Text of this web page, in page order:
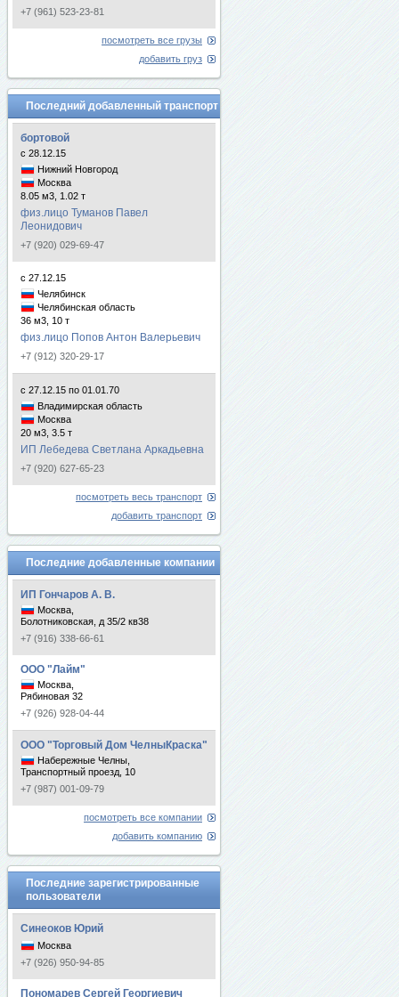
+7 (961) 523-23-81
посмотреть все грузы
добавить груз
Последний добавленный транспорт
бортовой
с 28.12.15
Нижний Новгород
Москва
8.05 м3, 1.02 т
физ.лицо Туманов Павел
Леонидович
+7 (920) 029-69-47
с 27.12.15
Челябинск
Челябинская область
36 м3, 10 т
физ.лицо Попов Антон Валерьевич
+7 (912) 320-29-17
с 27.12.15 по 01.01.70
Владимирская область
Москва
20 м3, 3.5 т
ИП Лебедева Светлана Аркадьевна
+7 (920) 627-65-23
посмотреть весь транспорт
добавить транспорт
Последние добавленные компании
ИП Гончаров А. В.
Москва,
Болотниковская, д 35/2 кв38
+7 (916) 338-66-61
ООО "Лайм"
Москва,
Рябиновая 32
+7 (926) 928-04-44
ООО "Торговый Дом ЧелныКраска"
Набережные Челны,
Транспортный проезд, 10
+7 (987) 001-09-79
посмотреть все компании
добавить компанию
Последние зарегистрированные
пользователи
Синеоков Юрий
Москва
+7 (926) 950-94-85
Пономарев Сергей Георгиевич